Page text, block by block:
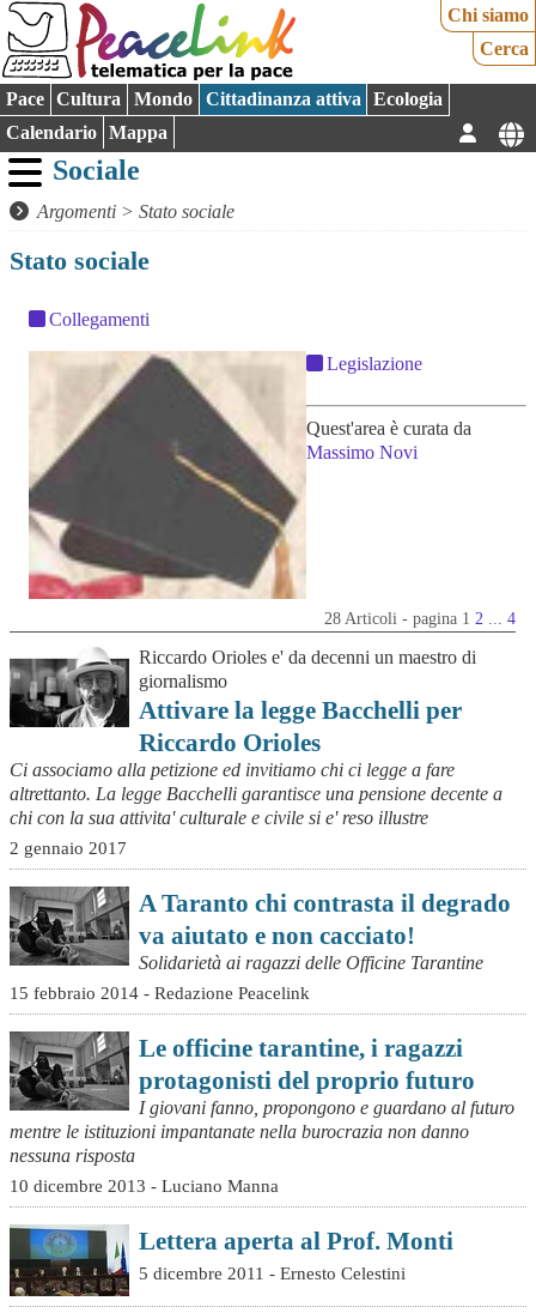
Chi siamo
Cerca
Pace Cultura Mondo Cittadinanza attiva
Ecologia
Calendario
Mappa
Sociale
Argomenti >Stato sociale
Stato sociale
Collegamenti
Legislazione
28 Articoli - pagina 1 2 ...4
Riccardo Orioles e' da decenni un maestro di
giornalismo
Attivare la legge Bacchelli per
Riccardo Orioles
Ci associamo alla petizione ed invitiamo chi ci legge a fare
altrettanto. La legge Bacchelli garantisce una pensione decente a
chi con la sua attivita' culturale e civile si e' reso illustre
2 gennaio 2017
A Taranto chi contrasta il degrado
va aiutato e non cacciato!
Solidarietà ai ragazzi delle Officine Tarantine
15 febbraio 2014 - Redazione Peacelink
Le officine tarantine, i ragazzi
protagonisti del proprio futuro
I giovani fanno, propongono e guardano al futuro
mentre le istituzioni impantanate nella burocrazia non danno
nessuna risposta
10 dicembre 2013 - Luciano Manna
Lettera aperta al Prof. Monti
5 dicembre 2011 - Ernesto Celestini
Quest'area è curata da
Massimo Novi